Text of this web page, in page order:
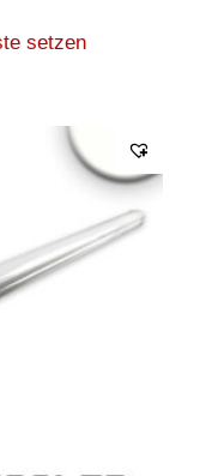
setzen